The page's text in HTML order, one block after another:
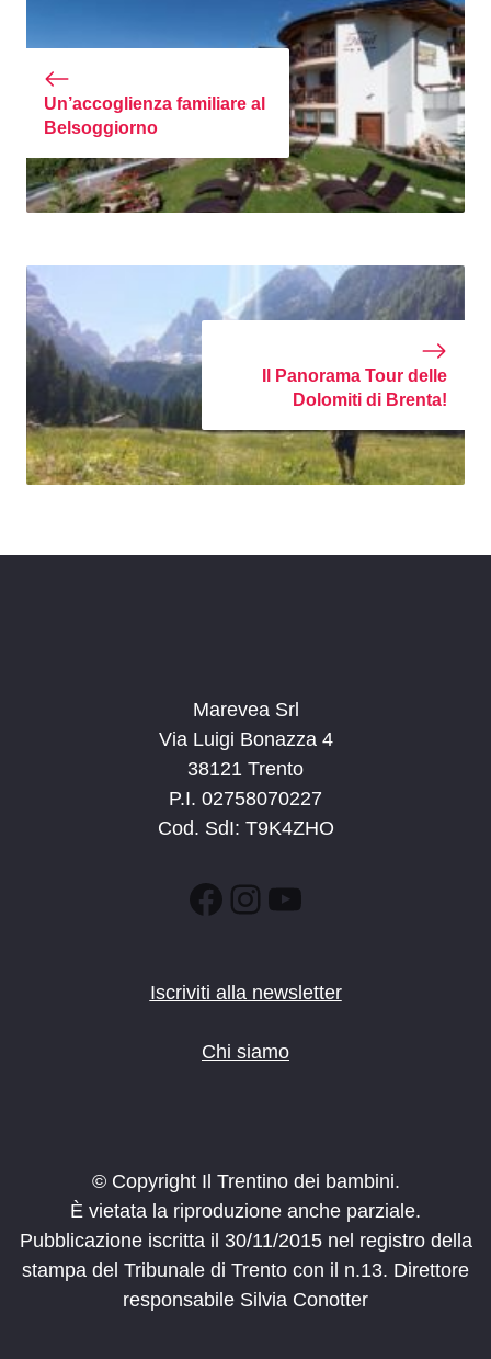
Un’accoglienza familiare al
Belsoggiorno
Il Panorama Tour delle
Dolomiti di Brenta!
Marevea Srl
Via Luigi Bonazza 4
38121 Trento
P.I. 02758070227
Cod. SdI: T9K4ZHO
Facebook
Instagram
YouTube
Iscriviti alla newsletter
Chi siamo
© Copyright Il Trentino dei bambini.
È vietata la riproduzione anche parziale.
Pubblicazione iscritta il 30/11/2015 nel registro della
stampa del Tribunale di Trento con il n.13. Direttore
responsabile Silvia Conotter